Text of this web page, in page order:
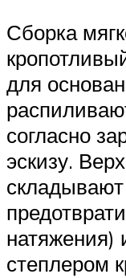
Сборка
для
согласно
эскизу.
степлером